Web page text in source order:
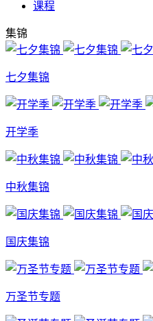
课程
集锦
七夕集锦
开学季
中秋集锦
国庆集锦
万圣节专题